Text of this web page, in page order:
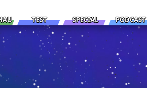
TEST SPECIAL PODCAST